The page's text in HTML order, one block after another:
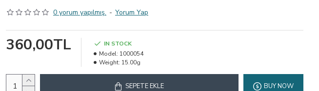
0 yorum yapılmış. - Yorum Yap
360,00TL
IN STOCK
Model: 1000054
Weight: 15.00g
SEPETE EKLE BUY NOW